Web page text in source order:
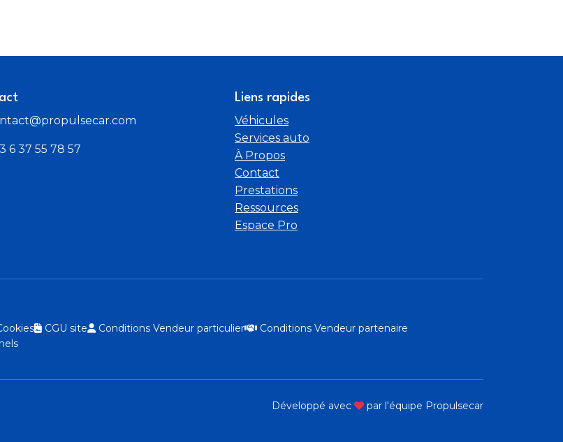
6 37 55 78 57
Liens rapides
Véhicules
Services auto
À Propos
Contact
Prestations
Ressources
Espace Pro
CGU site Conditions Vendeur particulier
Conditions Vendeur partenaire
Développé avec par l'équipe Propulsecar